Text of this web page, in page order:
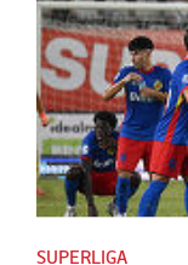
SUPERLIGA